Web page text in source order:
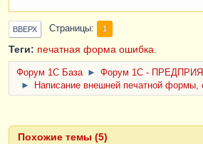
ВВЕРХ Страницы 1
Теги: печатная форма ошибка.
Форум 1C База ► Форум 1С -
►
Написание внешней печатной формы,
Похожие темы (5)